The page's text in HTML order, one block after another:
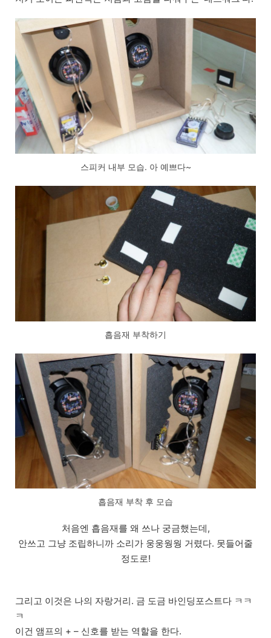
스피커 내부 모습. 아 예쁘다~
흡음재 부착하기
흡음재 부착 후 모습
처음엔 흡음재를 왜 쓰나 궁금했는데,
안쓰고 그냥 조립하니까 소리가 웅웅웡웡 거렸다. 못들어줄
정도로!
그리고 이것은 나의 자랑거리. 금 도금 바인딩포스트다 ㅋㅋ
ㅋ
이건 앰프의 + – 신호를 받는 역할을 한다.